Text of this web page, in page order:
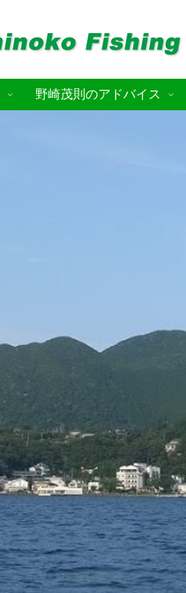
野崎茂則のアドバイス